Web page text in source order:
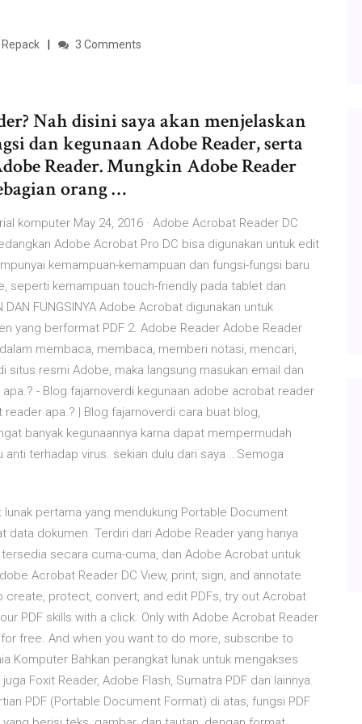
3 Comments
Nah disini saya akan menjelaskan
dan kegunaan Adobe Reader, serta
Reader. Mungkin Adobe Reader
orang …
komputer May 24, 2016 · Adobe Acrobat Reader DC
Adobe Acrobat Pro DC bisa digunakan untuk edit
kemampuan-kemampuan dan fungsi-fungsi baru
seperti kemampuan touch-friendly pada tablet dan
DAN FUNGSINYA Adobe Acrobat digunakan untuk
yang berformat PDF 2. Adobe Reader Adobe Reader
membaca, membaca, memberi notasi, mencari,
situs resmi Adobe, maka langsung masukan email dan
- Blog fajarnoverdi kegunaan adobe acrobat reader
apa.? | Blog fajarnoverdi cara buat blog,
banyak kegunaannya karna dapat mempermudah
terhadap virus. sekian dulu dari saya …Semoga
pertama yang mendukung Portable Document
dokumen. Terdiri dari Adobe Reader yang hanya
secara cuma-cuma, dan Adobe Acrobat untuk
Acrobat Reader DC View, print, sign, and annotate
protect, convert, and edit PDFs, try out Acrobat
PDF skills with a click. Only with Adobe Acrobat Reader
free. And when you want to do more, subscribe to
Komputer Bahkan perangkat lunak untuk mengakses
Foxit Reader, Adobe Flash, Sumatra PDF dan lainnya.
PDF (Portable Document Format) di atas, fungsi PDF